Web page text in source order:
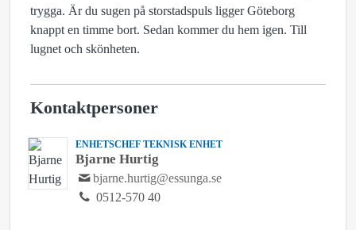
trygga. Är du sugen på storstadspuls ligger Göteborg
knappt en timme bort. Sedan kommer du hem igen. Till
lugnet och skönheten.
Kontaktpersoner
ENHETSCHEF TEKNISK ENHET
Bjarne Hurtig
bjarne.hurtig@essunga.se
0512-570 40